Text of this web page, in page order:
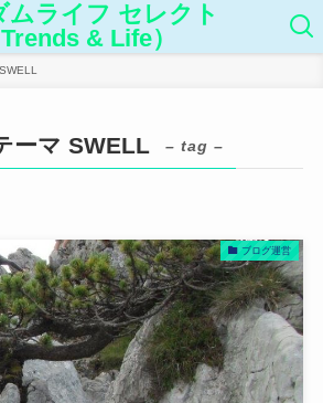
ムライフ セレクト
Trends & Life）
ーマ SWELL – tag –
ブログ運営